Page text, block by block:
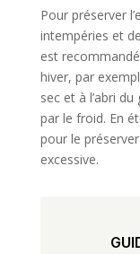
Pour préserver
intempéries et
est
hiver, par
sec et à l’abri
par le froid. En
pour le
excessive.